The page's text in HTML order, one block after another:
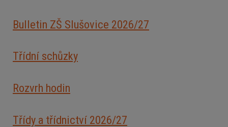
Bulletin ZŠ Slušovice 2026/27
Třídní schůzky
Rozvrh hodin
Třídy a třídnictví 2026/27